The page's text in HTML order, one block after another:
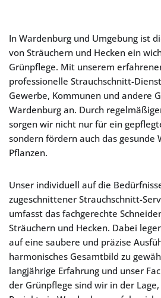
In Wardenburg und Umgebung ist
von Sträuchern und Hecken ein
Grünpflege. Mit unserem
professionelle Strauchschnitt-
Gewerbe, Kommunen und andere
Wardenburg an. Durch
sorgen wir nicht nur für ein
sondern fördern auch das gesunde
Pflanzen.
Unser individuell auf die
zugeschnittener Strauchschnitt-
umfasst das fachgerechte
Sträuchern und Hecken. Dabei
auf eine saubere und präzise
harmonisches Gesamtbild zu
langjährige Erfahrung und unser
der Grünpflege sind wir in der